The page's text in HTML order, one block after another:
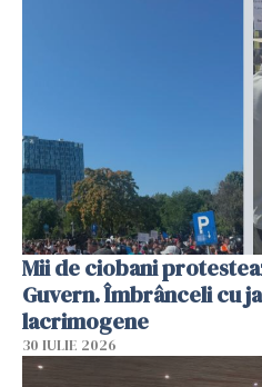
Mii de ciobani
Guvern. Îmbrânceli cu
lacrimogene
30 IULIE 2026